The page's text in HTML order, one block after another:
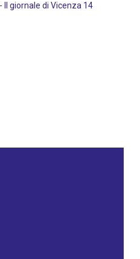
Il giornale di Vicenza 14